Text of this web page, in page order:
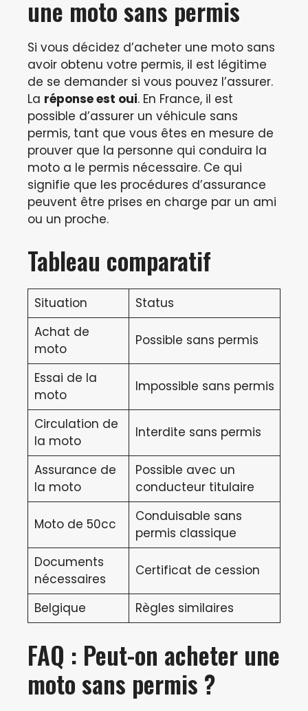
une moto sans permis
Si vous décidez d’acheter une moto sans
avoir obtenu votre permis, il est légitime
de se demander si vous pouvez l’assurer.
La réponse est oui. En France, il est
possible d’assurer un véhicule sans
permis, tant que vous êtes en mesure de
prouver que la personne qui conduira la
moto a le permis nécessaire. Ce qui
signifie que les procédures d’assurance
peuvent être prises en charge par un ami
ou un proche.
Tableau comparatif
Situation
Status
Achat de
moto
Possible sans permis
Essai de la
moto
Impossible sans permis
Circulation de
la moto
Interdite sans permis
Assurance de
la moto
Possible avec un
conducteur titulaire
Moto de 50cc
Conduisable sans
permis classique
Documents
nécessaires
Certificat de cession
Belgique Règles similaires
FAQ : Peut-on acheter une
moto sans permis ?